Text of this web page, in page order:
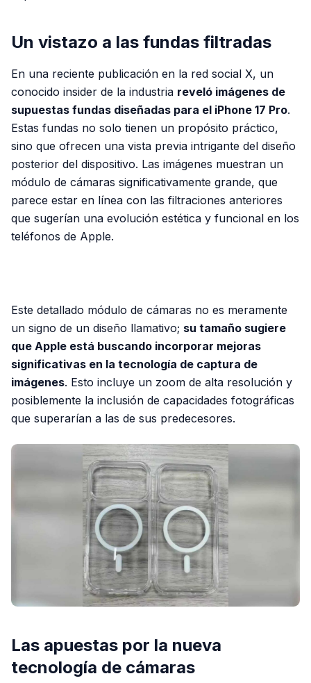
Un vistazo a las fundas filtradas
En una reciente publicación en la red social X, un
conocido insider de la industria reveló imágenes de
supuestas fundas diseñadas para el iPhone 17 Pro.
Estas fundas no solo tienen un propósito práctico,
sino que ofrecen una vista previa intrigante del diseño
posterior del dispositivo. Las imágenes muestran un
módulo de cámaras significativamente grande, que
parece estar en línea con las filtraciones anteriores
que sugerían una evolución estética y funcional en los
teléfonos de Apple.
Este detallado módulo de cámaras no es meramente
un signo de un diseño llamativo; su tamaño sugiere
que Apple está buscando incorporar mejoras
significativas en la tecnología de captura de
imágenes. Esto incluye un zoom de alta resolución y
posiblemente la inclusión de capacidades fotográficas
que superarían a las de sus predecesores.
Las apuestas por la nueva
tecnología de cámaras